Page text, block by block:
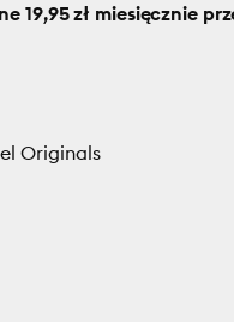
19,95 zł miesięcznie
Originals